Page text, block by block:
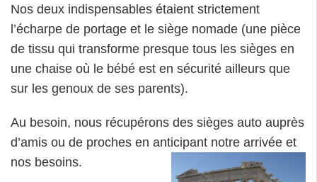
Nos deux indispensables étaient strictement
l’écharpe de portage et le siège nomade (une pièce
de tissu qui transforme presque tous les sièges en
une chaise où le bébé est en sécurité ailleurs que
sur les genoux de ses parents).
Au besoin, nous récupérons des sièges auto auprès
d’amis ou de proches en anticipant notre arrivée et
nos besoins.